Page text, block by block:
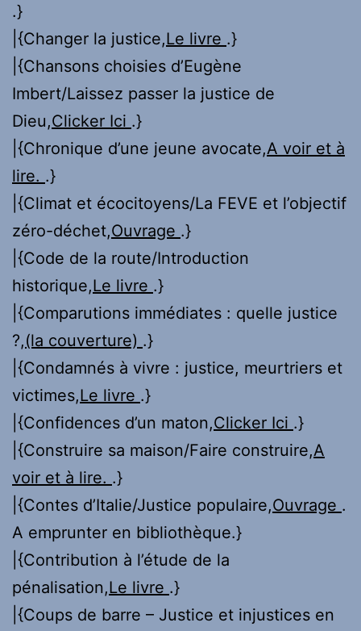
.}
|{Changer la justice,Le livre .}
|{Chansons choisies d’Eugène
Imbert/Laissez passer la justice de
Dieu,Clicker Ici .}
|{Chronique d’une jeune avocate,A voir et à
lire. .}
|{Climat et écocitoyens/La FEVE et l’objectif
zéro-déchet,Ouvrage .}
|{Code de la route/Introduction
historique,Le livre .}
|{Comparutions immédiates : quelle justice
?,(la couverture) .}
|{Condamnés à vivre : justice, meurtriers et
victimes,Le livre .}
|{Confidences d’un maton,Clicker Ici .}
|{Construire sa maison/Faire construire,A
voir et à lire. .}
|{Contes d’Italie/Justice populaire,Ouvrage .
A emprunter en bibliothèque.}
|{Contribution à l’étude de la
pénalisation,Le livre .}
|{Coups de barre – Justice et injustices en